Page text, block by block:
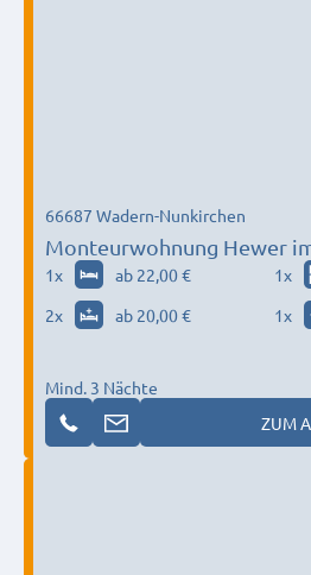
Monteurwohnung Hewer
66687 Wadern-Nunkirchen
1x ab 22,00 € 1x
2x ab 20,00 € 1x
Mind. 3 Nächte
ZUM